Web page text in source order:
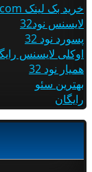
خرید بک لینک behtarinbacklink.com
لایسنس نود32
پسورد نود 32
اوکلی لایسنس
همیار نود 32
بهترین سئو
رایگان